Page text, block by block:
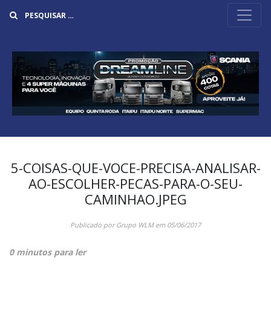
5-COISAS-QUE-VOCE-PRECISA-ANALISAR-
AO-ESCOLHER-PECAS-PARA-O-SEU-
CAMINHAO.JPEG
Publicado porGrupo WLMem 05/06/2017
0 minutos para ler